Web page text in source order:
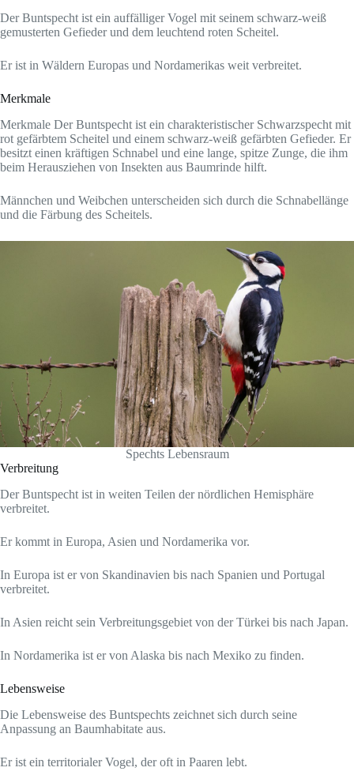
Der Buntspecht ist ein auffälliger Vogel mit seinem schwarz-weiß
gemusterten Gefieder und dem leuchtend roten Scheitel.
Er ist in Wäldern Europas und Nordamerikas weit verbreitet.
Merkmale
Merkmale Der Buntspecht ist ein charakteristischer Schwarzspecht mit
rot gefärbtem Scheitel und einem schwarz-weiß gefärbten Gefieder. Er
besitzt einen kräftigen Schnabel und eine lange, spitze Zunge, die ihm
beim Herausziehen von Insekten aus Baumrinde hilft.
Männchen und Weibchen unterscheiden sich durch die Schnabellänge
und die Färbung des Scheitels.
Spechts Lebensraum
Verbreitung
Der Buntspecht ist in weiten Teilen der nördlichen Hemisphäre
verbreitet.
Er kommt in Europa, Asien und Nordamerika vor.
In Europa ist er von Skandinavien bis nach Spanien und Portugal
verbreitet.
In Asien reicht sein Verbreitungsgebiet von der Türkei bis nach Japan.
In Nordamerika ist er von Alaska bis nach Mexiko zu finden.
Lebensweise
Die Lebensweise des Buntspechts zeichnet sich durch seine
Anpassung an Baumhabitate aus.
Er ist ein territorialer Vogel, der oft in Paaren lebt.